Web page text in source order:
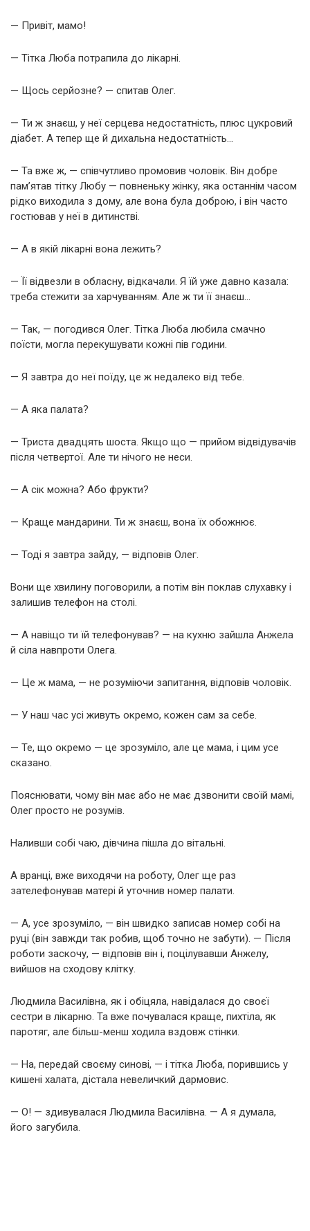
— Привіт, мамо!
— Тітка Люба потрапила до лікарні.
— Щось серйозне? — спитав Олег.
— Ти ж знаєш, у неї серцева недостатність, плюс цукровий
діабет. А тепер ще й дихальна недостатність…
— Та вже ж, — співчутливо промовив чоловік. Він добре
памʼятав тітку Любу — повненьку жінку, яка останнім часом
рідко виходила з дому, але вона була доброю, і він часто
гостював у неї в дитинстві.
— А в якій лікарні вона лежить?
— Її відвезли в обласну, відкачали. Я їй уже давно казала:
треба стежити за харчуванням. Але ж ти її знаєш…
— Так, — погодився Олег. Тітка Люба любила смачно
поїсти, могла перекушувати кожні пів години.
— Я завтра до неї поїду, це ж недалеко від тебе.
— А яка палата?
— Триста двадцять шоста. Якщо що — прийом відвідувачів
після четвертої. Але ти нічого не неси.
— А сік можна? Або фрукти?
— Краще мандарини. Ти ж знаєш, вона їх обожнює.
— Тоді я завтра зайду, — відповів Олег.
Вони ще хвилину поговорили, а потім він поклав слухавку і
залишив телефон на столі.
— А навіщо ти їй телефонував? — на кухню зайшла Анжела
й сіла навпроти Олега.
— Це ж мама, — не розуміючи запитання, відповів чоловік.
— У наш час усі живуть окремо, кожен сам за себе.
— Те, що окремо — це зрозуміло, але це мама, і цим усе
сказано.
Пояснювати, чому він має або не має дзвонити своїй мамі,
Олег просто не розумів.
Наливши собі чаю, дівчина пішла до вітальні.
А вранці, вже виходячи на роботу, Олег ще раз
зателефонував матері й уточнив номер палати.
— А, усе зрозуміло, — він швидко записав номер собі на
руці (він завжди так робив, щоб точно не забути). — Після
роботи заскочу, — відповів він і, поцілувавши Анжелу,
вийшов на сходову клітку.
Людмила Василівна, як і обіцяла, навідалася до своєї
сестри в лікарню. Та вже почувалася краще, пихтіла, як
паротяг, але більш-менш ходила вздовж стінки.
— На, передай своєму синові, — і тітка Люба, порившись у
кишені халата, дістала невеличкий дармовис.
— О! — здивувалася Людмила Василівна. — А я думала,
його загубила.